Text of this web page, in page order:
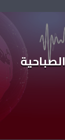
الصباحية